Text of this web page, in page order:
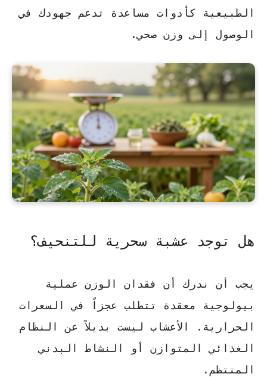
الطبيعية كأدوات مساعدة تدعم جهودك في
الوصول إلى وزن صحي.
هل توجد عشبة سحرية للتنحيف؟
يجب أن ندرك أن فقدان الوزن عملية
بيولوجية معقدة تتطلب عجزاً في السعرات
الحرارية. الأعشاب ليست بديلاً عن النظام
الغذائي المتوازن أو النشاط البدني
المنتظم.